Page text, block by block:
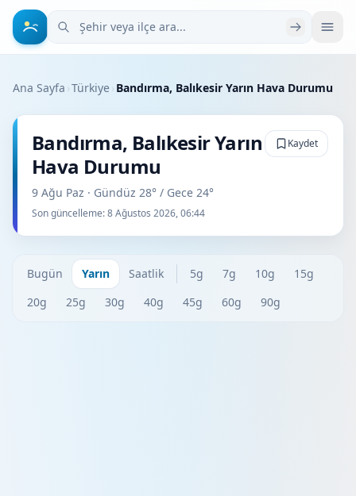
Şehir veya ilçe ara
Ana Sayfa ›Türkiye› Bandırma, Balıkesir Yarın Hava Durumu
Bandırma, Balıkesir Yarın
Hava Durumu
9 Ağu Paz · Gündüz 28° / Gece 24°
Son güncelleme:8 Ağustos 2026, 06:44
Kaydet
Bugün Yarın Saatlik 5g 7g 10g
15g
20g
25g 30g 40g 45g 60g 90g